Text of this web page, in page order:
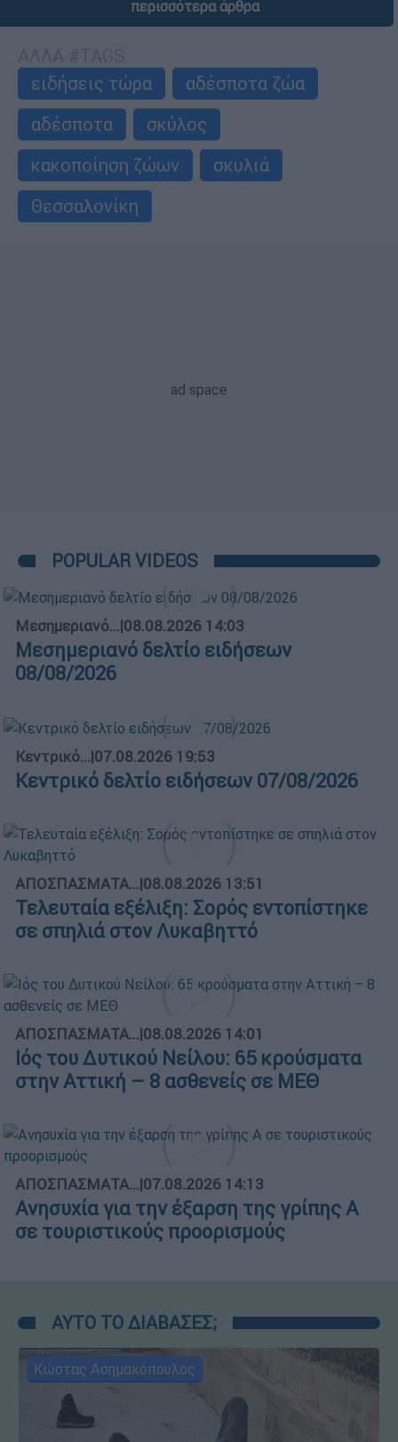
περισσότερα άρθρα
ειδήσεις τώρα
αδέσποτα ζώα
αδέσποτα
σκύλος
κακοποίηση ζώων
σκυλιά
Θεσσαλονίκη
POPULAR VIDEOS
Μεσημεριανό...|08.08.2026 14:03
Μεσημεριανό δελτίο ειδήσεων
08/08/2026
Κεντρικό...|07.08.2026 19:53
Κεντρικό δελτίο ειδήσεων 07/08/2026
ΑΠΟΣΠΑΣΜΑΤΑ...|08.08.2026 13:51
Τελευταία εξέλιξη: Σορός εντοπίστηκε
σε σπηλιά στον Λυκαβηττό
ΑΠΟΣΠΑΣΜΑΤΑ...|08.08.2026 14:01
Ιός του Δυτικού Νείλου: 65 κρούσματα
στην Αττική – 8 ασθενείς σε ΜΕΘ
ΑΠΟΣΠΑΣΜΑΤΑ...|07.08.2026 14:13
Ανησυχία για την έξαρση της γρίπης Α
σε τουριστικούς προορισμούς
ΑΥΤΟ ΤΟ ΔΙΑΒΑΣΕΣ;
Κώστας Ασημακόπουλος